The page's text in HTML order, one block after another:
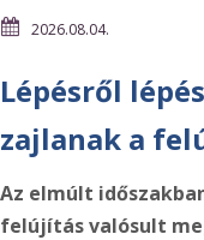
2026.08.04.
Lépésről
zajlanak a
Az elmúlt
felújítás valósult